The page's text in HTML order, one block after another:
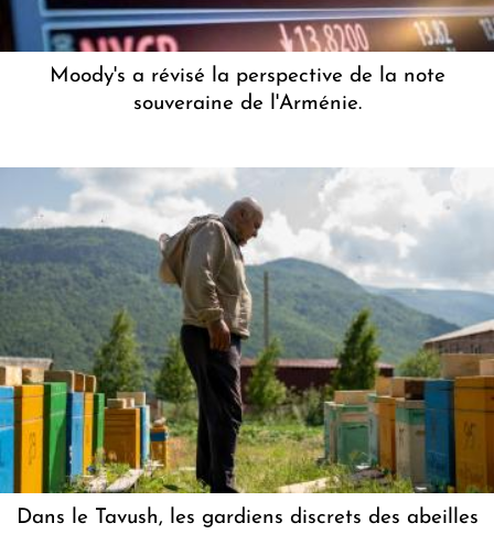
Moody's a révisé la perspective de la note
souveraine de l'Arménie.
Dans le Tavush, les gardiens discrets des abeilles